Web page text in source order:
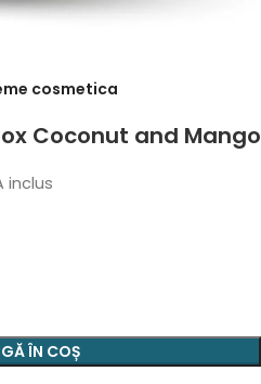
cosmetica
Coconut and Mango
inclus
ÎN COȘ